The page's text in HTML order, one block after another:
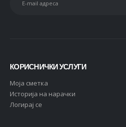
КОРИСНИЧКИ УСЛУГИ
Moja сметка
Историја на нарачки
Логирај се